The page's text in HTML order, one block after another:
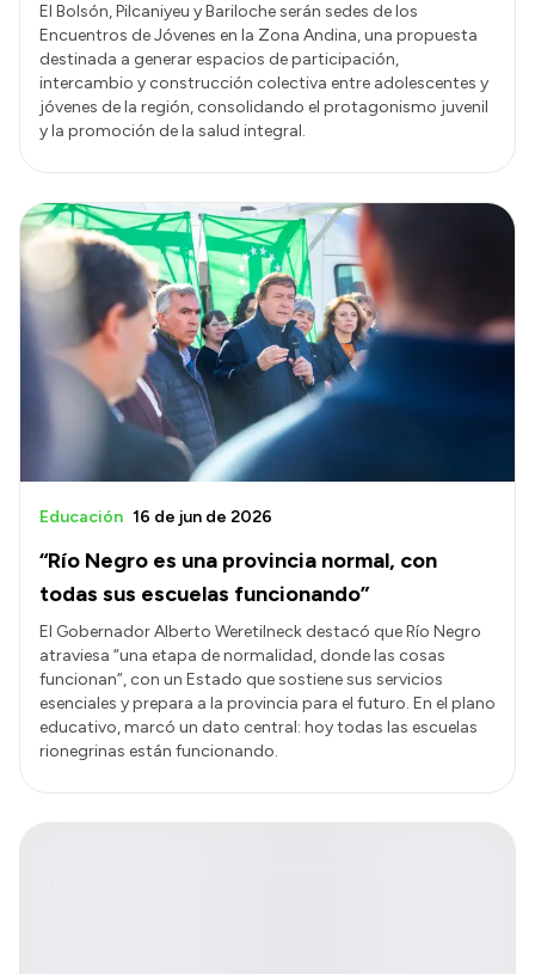
El Bolsón, Pilcaniyeu y Bariloche serán sedes de los
Encuentros de Jóvenes en la Zona Andina, una propuesta
destinada a generar espacios de participación,
intercambio y construcción colectiva entre adolescentes y
jóvenes de la región, consolidando el protagonismo juvenil
y la promoción de la salud integral.
“Río Negro es una provincia normal, con
todas sus escuelas funcionando”
Educación 16 de jun de 2026
El Gobernador Alberto Weretilneck destacó que Río Negro
atraviesa “una etapa de normalidad, donde las cosas
funcionan”, con un Estado que sostiene sus servicios
esenciales y prepara a la provincia para el futuro. En el plano
educativo, marcó un dato central: hoy todas las escuelas
rionegrinas están funcionando.